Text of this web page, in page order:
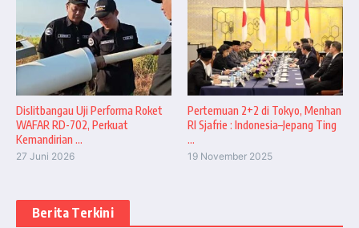
Dislitbangau Uji Performa Roket
WAFAR RD-702, Perkuat
Kemandirian ...
27 Juni 2026
Pertemuan 2+2 di Tokyo, Menhan
RI Sjafrie : Indonesia–Jepang Ting
...
19 November 2025
Berita Terkini